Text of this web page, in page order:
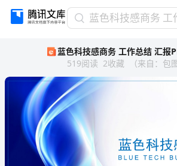
蓝
科
技
蓝色科技感商务 工作总结 汇报
519阅读 2收藏 （来自 ： 包